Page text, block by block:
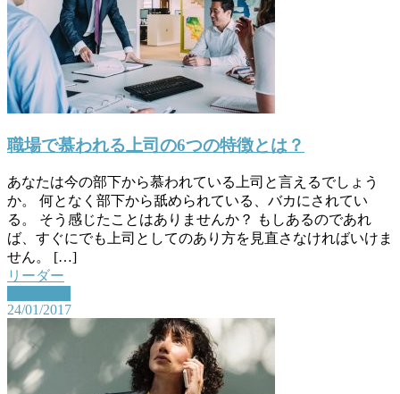
職場で慕われる上司の6つの特徴とは？
あなたは今の部下から慕われている上司と言えるでしょう
か。 何となく部下から舐められている、バカにされてい
る。 そう感じたことはありませんか？ もしあるのであれ
ば、すぐにでも上司としてのあり方を見直さなければいけま
せん。 […]
リーダー
24/01/2017